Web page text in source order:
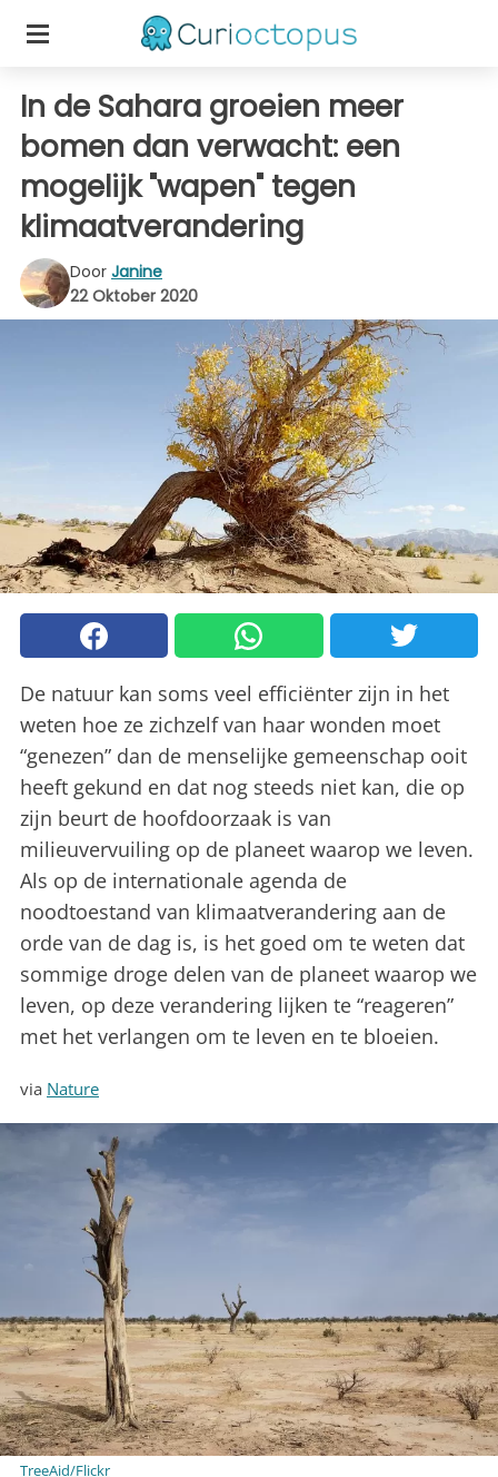
In de Sahara groeien meer
bomen dan verwacht: een
mogelijk "wapen" tegen
klimaatverandering
Door Janine
22 Oktober 2020
De natuur kan soms veel efficiënter zijn in het
weten hoe ze zichzelf van haar wonden moet
“genezen” dan de menselijke gemeenschap ooit
heeft gekund en dat nog steeds niet kan, die op
zijn beurt de hoofdoorzaak is van
milieuvervuiling op de planeet waarop we leven.
Als op de internationale agenda de
noodtoestand van klimaatverandering aan de
orde van de dag is, is het goed om te weten dat
sommige droge delen van de planeet waarop we
leven, op deze verandering lijken te “reageren”
met het verlangen om te leven en te bloeien.
via Nature
TreeAid/Flickr